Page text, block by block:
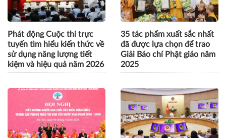
Phát động Cuộc thi trực
tuyến tìm hiểu kiến thức về
sử dụng năng lượng tiết
kiệm và hiệu quả năm 2026
35 tác phẩm xuất sắc nhất
đã được lựa chọn để trao
Giải Báo chí Phật giáo năm
2025